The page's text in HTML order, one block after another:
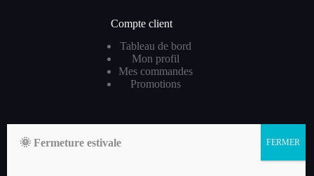
Compte client
Tableau de bord
Mon profil
Mes commandes
Promotions
🌞 Fermeture estivale